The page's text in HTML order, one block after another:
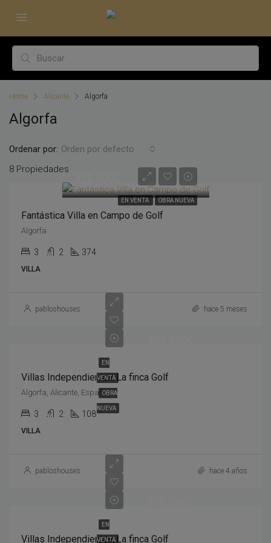
Home Alicante Algorfa
Algorfa
8 Propiedades
Ordenar por: Orden por defecto
EN VENTA OBRA NUEVA
Fantástica Villa en Campo de Golf
Algorfa
3 2 374
VILLA
pabloshouses hace 5 meses
EN
VENTA
OBRA
NUEVA
Villas Independientes La finca Golf
Algorfa, Alicante, España
3 2 108
VILLA
pabloshouses hace 4 años
EN
VENTA
Villas Independientes La finca Golf